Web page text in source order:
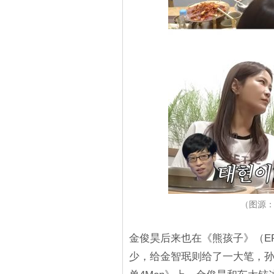
（图源
金俊昊后来也在《熊孩子》（
少，给金智珉则给了一大笔，